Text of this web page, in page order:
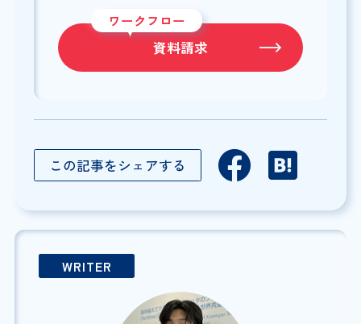
ワークフロー
資料請求
この記事をシェアする
WRITER